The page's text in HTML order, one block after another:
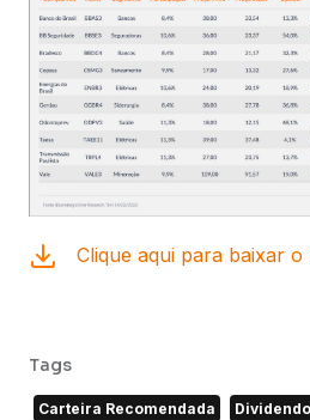
Clique aqui para baixar
Tags
Carteira Recomendada